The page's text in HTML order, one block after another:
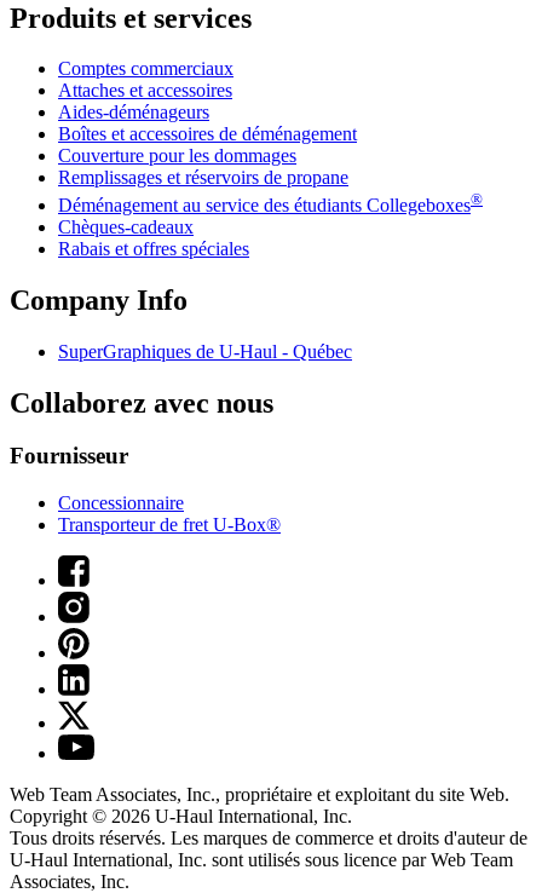
Produits et services
Comptes commerciaux
Attaches et accessoires
Aides-déménageurs
Boîtes et accessoires de déménagement
Couverture pour les dommages
Remplissages et réservoirs de propane
Déménagement au service des étudiants Collegeboxes®
Chèques-cadeaux
Rabais et offres spéciales
Company Info
SuperGraphiques de U-Haul - Québec
Collaborez avec nous
Fournisseur
Concessionnaire
Transporteur de fret U-Box®
Web Team Associates, Inc., propriétaire et exploitant du site Web.
Copyright © 2026 U-Haul International, Inc.
Tous droits réservés. Les marques de commerce et droits d'auteur de
U-Haul International, Inc. sont utilisés sous licence par Web Team
Associates, Inc.